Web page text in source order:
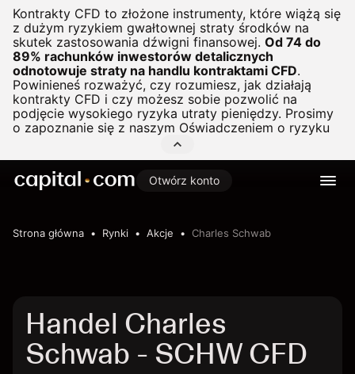
Kontrakty CFD to złożone instrumenty, które wiążą się
z dużym ryzykiem gwałtownej straty środków na
skutek zastosowania dźwigni finansowej. Od 74 do
89% rachunków inwestorów detalicznych
odnotowuje straty na handlu kontraktami CFD.
Powinieneś rozważyć, czy rozumiesz, jak działają
kontrakty CFD i czy możesz sobie pozwolić na
podjęcie wysokiego ryzyka utraty pieniędzy. Prosimy
o zapoznanie się z naszym Oświadczeniem o ryzyku
Otwórz konto
Strona główna Rynki Akcje Charles Schwab
Handel Charles
Schwab - SCHW CFD